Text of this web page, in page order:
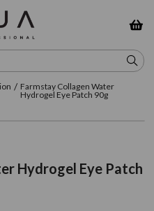
Farmstay Collagen Water
Hydrogel Eye Patch 90g
Hydrogel Eye Patch